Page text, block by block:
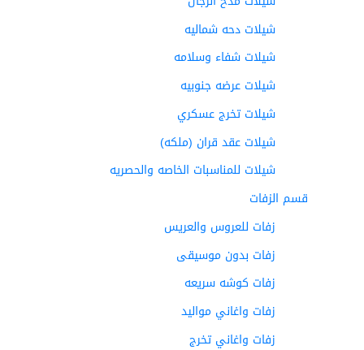
شيلات دحه شماليه
شيلات شفاء وسلامه
شيلات عرضه جنوبيه
شيلات تخرج عسكري
شيلات عقد قران (ملكه)
شيلات للمناسبات الخاصه والحصريه
قسم الزفات
زفات للعروس والعريس
زفات بدون موسيقى
زفات كوشه سريعه
زفات واغاني مواليد
زفات واغاني تخرج